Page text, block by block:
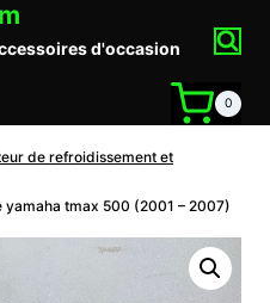
d'occasion
0
de refroidissement et
tmax 500 (2001 – 2007)